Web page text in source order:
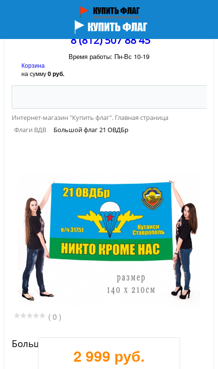
8 (812) 507 88 45
Время работы: Пн-Вс 10-19
Корзина
на сумму0 руб.
Интернет-магазин "Купить флаг". Главная страница
Флаги ВДВ
Большой флаг 21 ОВДБр
( 0 )
Большой флаг 21 ОВДБр
2 999 руб.